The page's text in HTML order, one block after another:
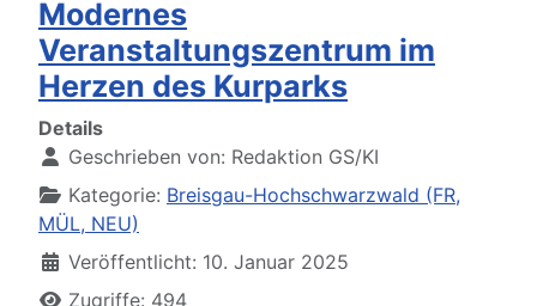
Modernes
Veranstaltungszentrum im
Herzen des Kurparks
Details
Geschrieben von: Redaktion GS/KI
Kategorie: Breisgau-Hochschwarzwald (FR,
MÜL, NEU)
Veröffentlicht: 10. Januar 2025
Zugriffe: 494